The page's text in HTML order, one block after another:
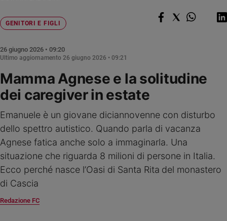
Chiesa
e
spiritualità
Santi
e
del
giorno
Santo
del
giorno
Società
GENITORI E FIGLI
Mamma Agnese e la solitudine
dei caregiver in estate
Emanuele è un giovane diciannovenne con disturbo
dello spettro autistico. Quando parla di vacanza
Agnese fatica anche solo a immaginarla. Una
situazione che riguarda 8 milioni di persone in Italia.
Ecco perché nasce l’Oasi di Santa Rita del monastero
di Cascia
Redazione FC
26 giugno 2026 • 09:20
Ultimo aggiornamento 26 giugno 2026 • 09:21